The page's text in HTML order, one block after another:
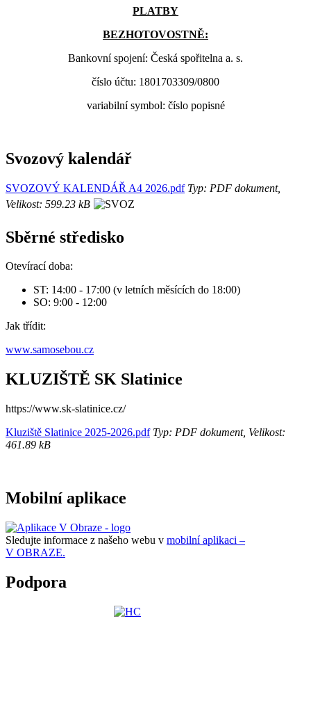
PLATBY
BEZHOTOVOSTNĚ:
Bankovní spojení: Česká spořitelna a. s.
číslo účtu: 1801703309/0800
variabilní symbol: číslo popisné
Svozový kalendář
SVOZOVÝ KALENDÁŘ A4 2026.pdfTyp: PDF dokument,
Velikost: 599.23 kB
Sběrné středisko
Otevírací doba:
ST: 14:00 - 17:00 (v letních měsících do 18:00)
SO: 9:00 - 12:00
Jak třídit:
www.samosebou.cz
KLUZIŠTĚ SK Slatinice
https://www.sk-slatinice.cz/
Kluziště Slatinice 2025-2026.pdfTyp: PDF dokument, Velikost:
461.89 kB
Mobilní aplikace
Sledujte informace z našeho webu v mobilní aplikaci –
V OBRAZE.
Podpora